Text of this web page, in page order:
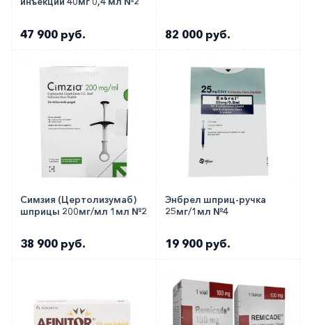
47 900 руб. 82 000 руб.
Симзия (Цертолизумаб)
шприцы 200мг/мл 1мл №2
38 900 руб.
Энбрел шприц-ручка
25мг/1мл №4
19 900 руб.